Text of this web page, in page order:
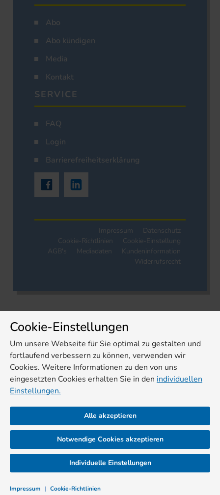
Abo
Abo kündigen
Media
Kontakt
SERVICE
FAQ
Login
Barrierefreiheitserklärung
Impressum
Datenschutz
Cookie-Richtlinien
Cookie-Einstellung
AGB's
Mediadaten
Kundeninformation
Widerrufsrecht
Cookie-Einstellungen
Um unsere Webseite für Sie optimal zu gestalten und
fortlaufend verbessern zu können, verwenden wir
Cookies. Weitere Informationen zu den von uns
eingesetzten Cookies erhalten Sie in den individuellen
Einstellungen.
Alle akzeptieren
Notwendige Cookies akzeptieren
Impressum | Cookie-Richtlinien
Individuelle Einstellungen